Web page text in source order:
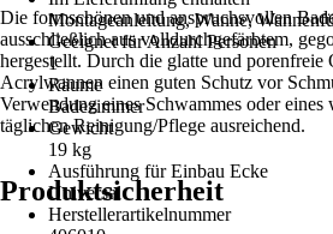
Montageanleitung, Wanne,
Geeignet für Anzahl Personen
1
Räume
Badezimmer
Gewicht
19 kg
Ausführung für Einbau Ecke
Universal
Herstellerartikelnummer
Die formschönen und anspruchsvollen
ausschließlich aus volldurchgefärbtem,
hergestellt. Durch die glatte und porenfreie
Acrylwannen einen guten Schutz vor
Verwendung eines Schwammes oder eines
täglichen Reinigung/Pflege ausreichend.
Produktsicherheit